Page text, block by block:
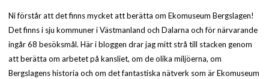
Ni förstår att det finns mycket att berätta om Ekomuseum Bergslagen!
Det finns i sju kommuner i Västmanland och Dalarna och för närvarande
ingår 68 besöksmål. Här i bloggen drar jag mitt strå till stacken genom
att berätta om arbetet på kansliet, om de olika miljöerna, om
Bergslagens historia och om det fantastiska nätverk som är Ekomuseum